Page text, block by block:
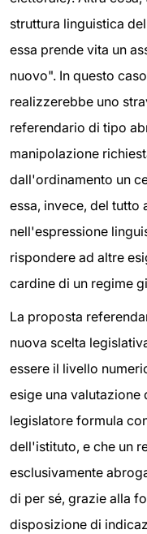
struttura linguistica
essa prende vita un
nuovo". In questo
realizzerebbe uno
referendario di tipo
manipolazione
dall'ordinamento un
essa, invece, del tutto
nell'espressione
rispondere ad altre
cardine di un regime
La proposta
nuova scelta
essere il livello
esige una valutazione
legislatore formula
dell'istituto, e che un
esclusivamente
di per sé, grazie alla
disposizione di